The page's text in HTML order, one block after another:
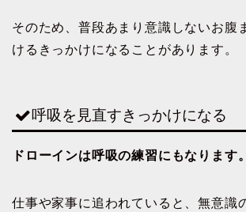
そのため、普段あまり意識しないお腹
けるきっかけになることがあります。
呼吸を見直すきっかけになる
ドローインは呼吸の練習にもなります。
仕事や家事に追われていると、無意識